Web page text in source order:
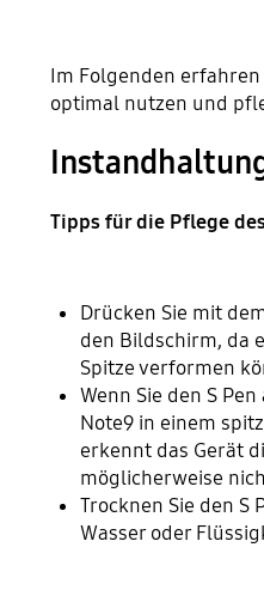
Im Folgenden erfahren
optimal nutzen und
Tipps für die Pflege
Drücken Sie mit
den Bildschirm, da
Spitze verformen
Wenn Sie den S
Note9 in einem
erkennt das Gerät
möglicherweise
Trocknen Sie den S
Wasser oder